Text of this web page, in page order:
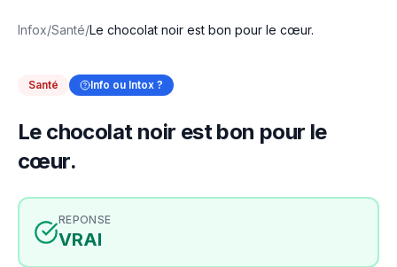
Infox/Santé/Le chocolat noir est bon pour le cœur.
Santé Info ou Intox ?
Le chocolat noir est bon pour le
cœur.
REPONSE
VRAI